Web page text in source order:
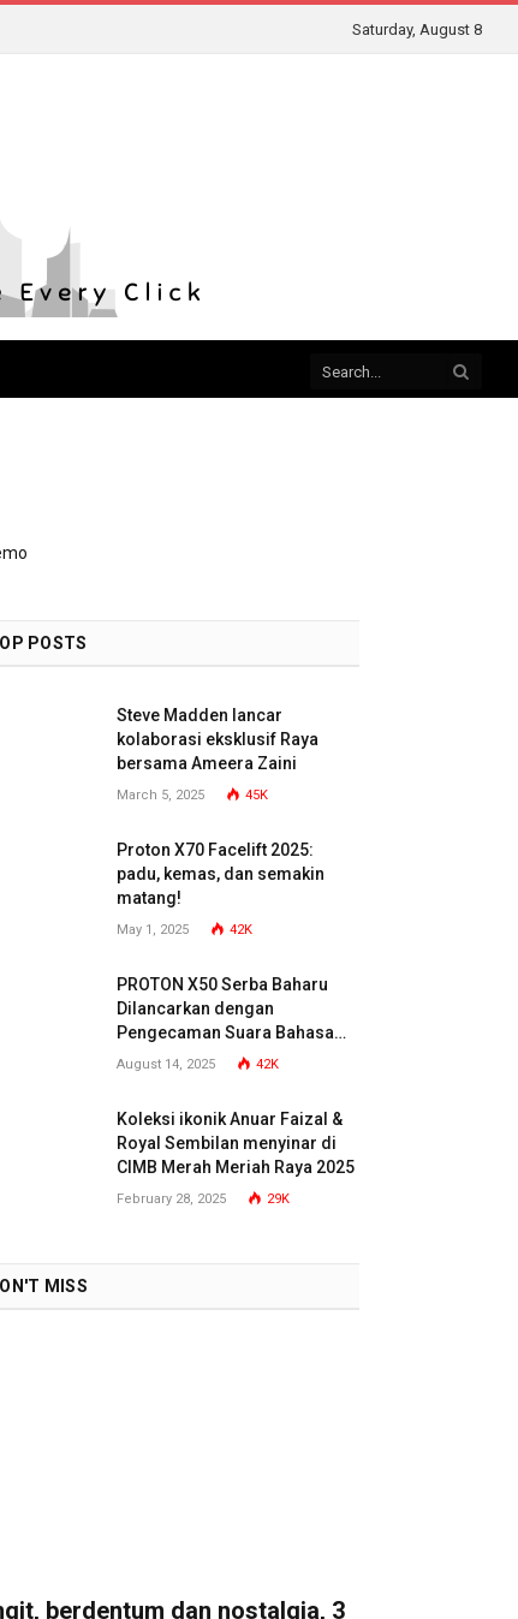
Saturday, August 8
POSTS
Steve Madden lancar
kolaborasi eksklusif Raya
bersama Ameera Zaini
March 5, 2025 45K
Proton X70 Facelift 2025:
padu, kemas, dan semakin
matang!
May 1, 2025 42K
PROTON X50 Serba Baharu
Dilancarkan dengan
Pengecaman Suara Bahasa
Malaysia
August 14, 2025 42K
Koleksi ikonik Anuar Faizal &
Royal Sembilan menyinar di
CIMB Merah Meriah Raya 2025
February 28, 2025 29K
MISS
berdentum dan nostalgia, 3